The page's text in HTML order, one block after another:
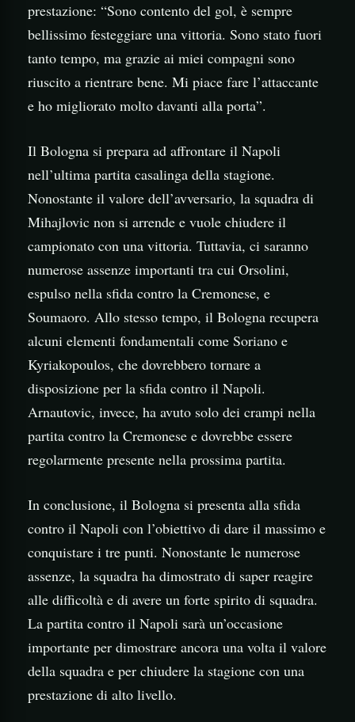
prestazione: “Sono contento del gol, è sempre
bellissimo festeggiare una vittoria. Sono stato fuori
tanto tempo, ma grazie ai miei compagni sono
riuscito a rientrare bene. Mi piace fare l’attaccante
e ho migliorato molto davanti alla porta”.
Il Bologna si prepara ad affrontare il Napoli
nell’ultima partita casalinga della stagione.
Nonostante il valore dell’avversario, la squadra di
Mihajlovic non si arrende e vuole chiudere il
campionato con una vittoria. Tuttavia, ci saranno
numerose assenze importanti tra cui Orsolini,
espulso nella sfida contro la Cremonese, e
Soumaoro. Allo stesso tempo, il Bologna recupera
alcuni elementi fondamentali come Soriano e
Kyriakopoulos, che dovrebbero tornare a
disposizione per la sfida contro il Napoli.
Arnautovic, invece, ha avuto solo dei crampi nella
partita contro la Cremonese e dovrebbe essere
regolarmente presente nella prossima partita.
In conclusione, il Bologna si presenta alla sfida
contro il Napoli con l’obiettivo di dare il massimo e
conquistare i tre punti. Nonostante le numerose
assenze, la squadra ha dimostrato di saper reagire
alle difficoltà e di avere un forte spirito di squadra.
La partita contro il Napoli sarà un’occasione
importante per dimostrare ancora una volta il valore
della squadra e per chiudere la stagione con una
prestazione di alto livello.